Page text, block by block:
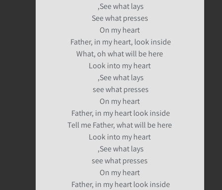
See what lays,
See what presses
On my heart
Father, in my heart, look inside
What, oh what will be here
Look into my heart
See what lays,
see what presses
On my heart
Father, in my heart look inside
Tell me Father, what will be here
Look into my heart
See what lays,
see what presses
On my heart
Father, in my heart look inside